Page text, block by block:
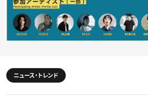
採用説明会
転職支援サービス
CONTENTS
スキルアップしたい！
プログラミング
動画配信・映像制作
編集・ライティング
マーケティング
TOP Creator’s コラム トップ
Webクリエイター
アプリクリエイター
ニュース・トレンド